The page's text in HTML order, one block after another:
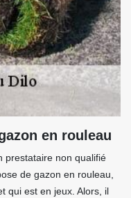
en rouleau
prestataire non qualifié
de gazon en rouleau,
qui est en jeux. Alors, il